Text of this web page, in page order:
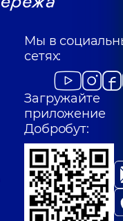
Мы в
сетях:
Загружайте
приложение
Добробут: